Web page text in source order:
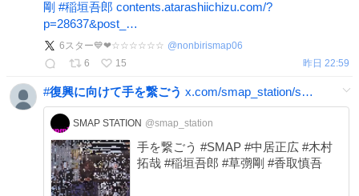
剛 #稲垣吾郎 contents.atarashiichizu.com/?
p=28637&post_…
6スター💙❤☆☆☆☆☆☆ @nonbirismap06
6
15 昨日 22:59
#復興に向けて手を繋ごう x.com/smap_station/s…
SMAP STATION @smap_station
手を繋ごう #SMAP #中居正広 #木村
拓哉 #稲垣吾郎 #草彅剛 #香取慎吾